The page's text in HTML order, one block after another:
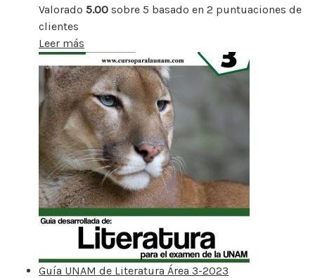
Valorado 5.00 sobre 5 basado en 2 puntuaciones de
clientes
Leer más
Guía UNAM de Literatura Área 3-2023